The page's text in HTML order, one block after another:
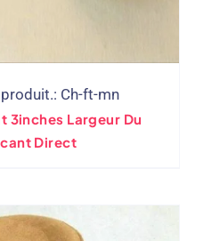
Ch-ft-mn
3inches Largeur Du
Direct